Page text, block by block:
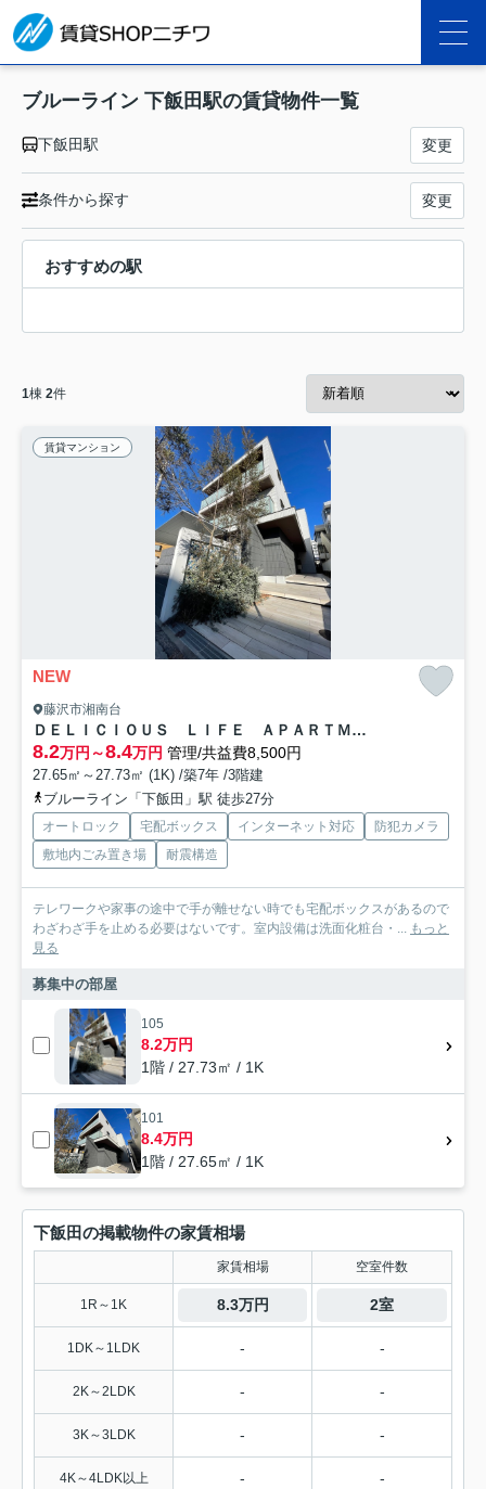
ブルーライン 下飯田駅の賃貸物件一覧
下飯田駅 変更
条件から探す 変更
おすすめの駅
1棟 2件
賃貸マンション
NEW
藤沢市湘南台
ＤＥＬＩＣＩＯＵＳ ＬＩＦＥ ＡＰＡＲＴＭＥＮＴＳ
8.2万円～8.4万円 管理/共益費8,500円
27.65㎡～27.73㎡ (1K) /築7年 /3階建
ブルーライン「下飯田」駅 徒歩27分
オートロック 宅配ボックス インターネット対応
防犯カメラ
敷地内ごみ置き場
耐震構造
テレワークや家事の途中で手が離せない時でも宅配ボックスがあるので
わざわざ手を止める必要はないです。室内設備は洗面化粧台・...
もっと
見る
募集中の部屋
105
8.2万円
1階 / 27.73㎡ / 1K
101
8.4万円
1階 / 27.65㎡ / 1K
下飯田の掲載物件の家賃相場
家賃相場 空室件数
1R～1K 8.3万円 2室
1DK～1LDK - -
2K～2LDK - -
3K～3LDK - -
4K～4LDK以上 - -